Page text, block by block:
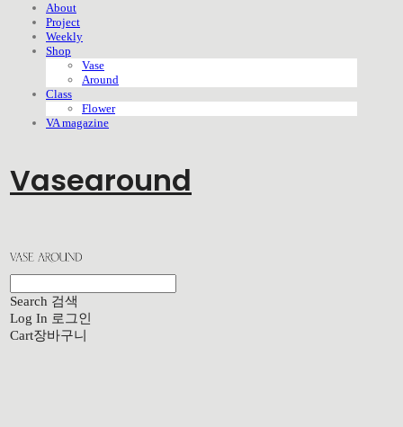
About
Project
Weekly
Shop
Vase
Around
Class
Flower
VA magazine
Vasearound
Search 검색
Log In 로그인
Cart장바구니